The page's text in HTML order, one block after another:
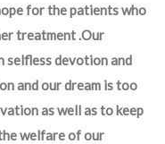
for the patients who
treatment .Our
selfless devotion and
and our dream is too
as well as to keep
welfare of our